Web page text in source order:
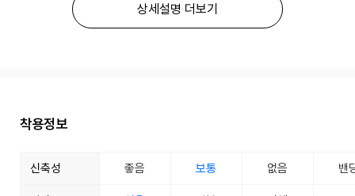
상세설명 더보기
착용정보
신축성 좋음 보통 없음 밴